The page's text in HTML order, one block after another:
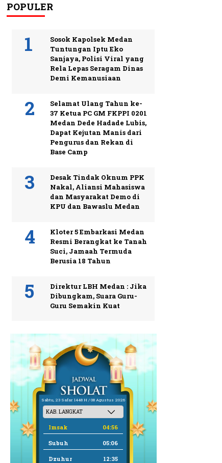
POPULER
Sosok Kapolsek Medan
Tuntungan Iptu Eko
Sanjaya, Polisi Viral yang
Rela Lepas Seragam Dinas
Demi Kemanusiaan
Selamat Ulang Tahun ke-
37 Ketua PC GM FKPPI 0201
Medan Dede Hadade Lubis,
Dapat Kejutan Manis dari
Pengurus dan Rekan di
Base Camp
Desak Tindak Oknum PPK
Nakal, Aliansi Mahasiswa
dan Masyarakat Demo di
KPU dan Bawaslu Medan
Kloter 5 Embarkasi Medan
Resmi Berangkat ke Tanah
Suci, Jamaah Termuda
Berusia 18 Tahun
Direktur LBH Medan : Jika
Dibungkam, Suara Guru-
Guru Semakin Kuat
Sabtu, 23 Safar 1448 H / 08 Agustus 2026
Imsak 04:56
Subuh 05:06
Dzuhur 12:35